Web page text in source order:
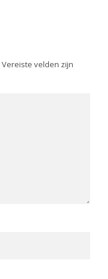
Vereiste velden zijn